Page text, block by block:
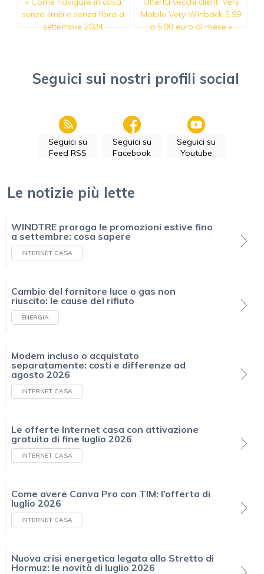
senza limiti e senza fibra a
settembre 2024
Mobile Very Winback 5,99
a 5,99 euro al mese »
Seguici sui nostri profili social
Seguici su
Feed RSS
Seguici su
Facebook
Seguici su
Youtube
Le notizie più lette
WINDTRE proroga le promozioni estive fino
a settembre: cosa sapere
INTERNET CASA
Cambio del fornitore luce o gas non
riuscito: le cause del rifiuto
ENERGIA
Modem incluso o acquistato
separatamente: costi e differenze ad
agosto 2026
INTERNET CASA
Le offerte Internet casa con attivazione
gratuita di fine luglio 2026
INTERNET CASA
Come avere Canva Pro con TIM: l’offerta di
luglio 2026
INTERNET CASA
Nuova crisi energetica legata allo Stretto di
Hormuz: le novità di luglio 2026